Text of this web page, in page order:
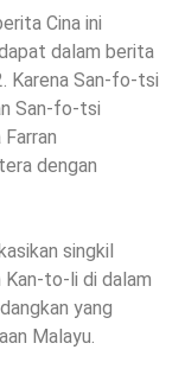
Cina ini
dalam berita
Karena San-fo-tsi
San-fo-tsi
dengan
singkil
Kan-to-li di dalam
yang
Malayu.